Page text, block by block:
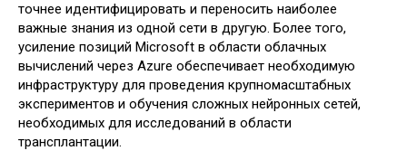
точнее идентифицировать и переносить наиболее
важные знания из одной сети в другую. Более того,
усиление позиций Microsoft в области облачных
вычислений через Azure обеспечивает необходимую
инфраструктуру для проведения крупномасштабных
экспериментов и обучения сложных нейронных сетей,
необходимых для исследований в области
трансплантации.